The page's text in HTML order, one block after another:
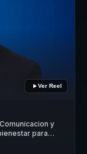
Ver Reel
y
para